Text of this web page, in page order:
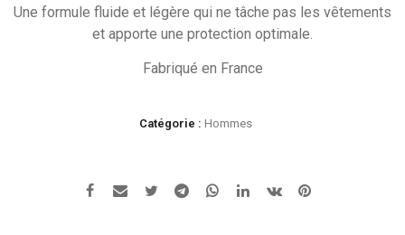
Une formule fluide et légère qui ne tâche pas les vêtements
et apporte une protection optimale.
Fabriqué en France
Catégorie : Hommes